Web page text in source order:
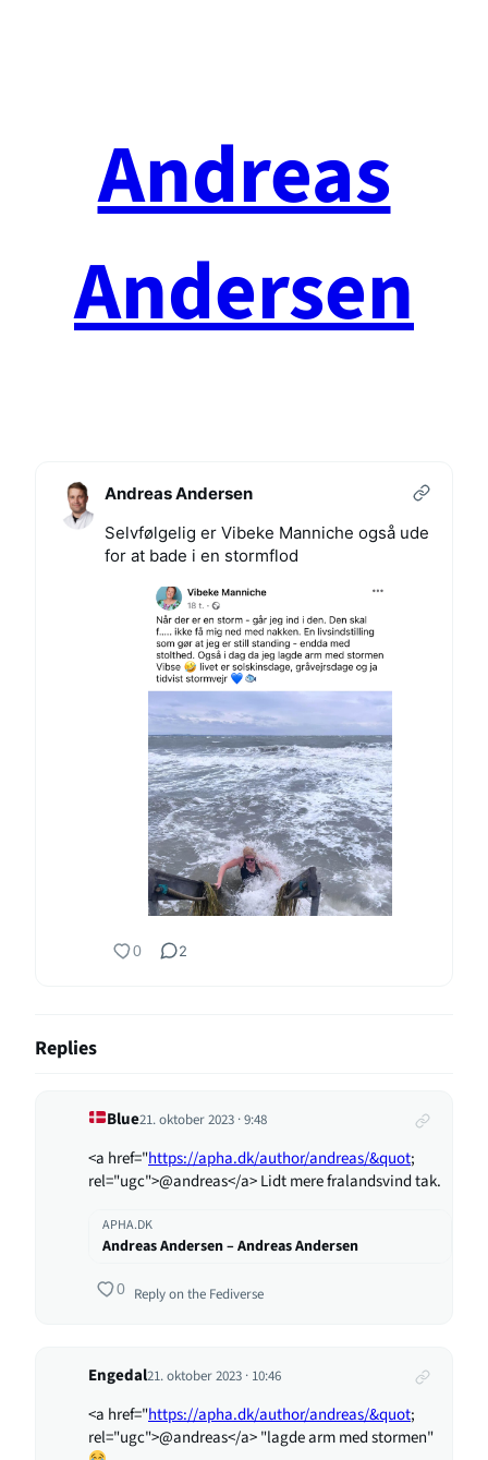
Andreas
Andersen
Andreas Andersen
Selvfølgelig er Vibeke Manniche også ude
for at bade i en stormflod
0 2
Replies
Blue21. oktober 2023 · 9:48
<a href="https://apha.dk/author/andreas/&quot;
rel="ugc">@andreas</a> Lidt mere fralandsvind tak.
APHA.DK
Andreas Andersen – Andreas Andersen
0 Reply on the Fediverse
Engedal21. oktober 2023 · 10:46
<a href="https://apha.dk/author/andreas/&quot;
rel="ugc">@andreas</a> "lagde arm med stormen"